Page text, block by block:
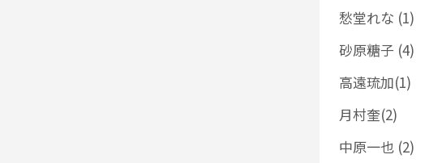
愁堂れな (1)
砂原糖子 (4)
高遠琉加(1)
月村奎(2)
中原一也 (2)